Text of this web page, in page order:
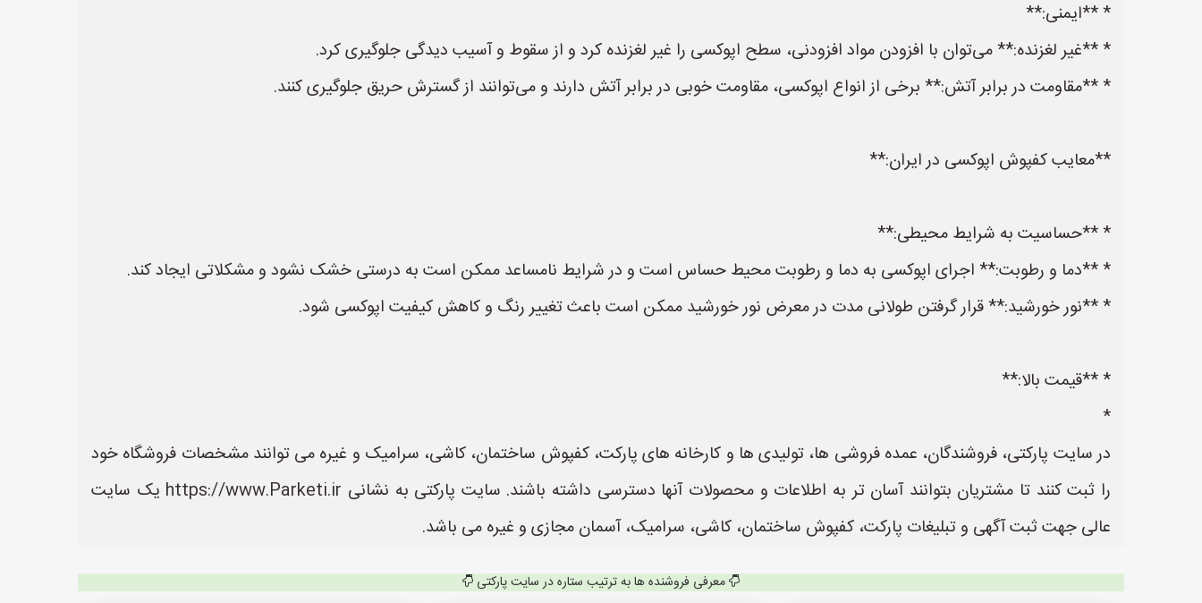
* **ایمنی:**
* **غیر لغزنده:** می‌توان با افزودن مواد افزودنی، سطح اپوکسی را غیر لغزنده کرد و از سقوط و آسیب دیدگی جلوگیری کرد.
* **مقاومت در برابر آتش:** برخی از انواع اپوکسی، مقاومت خوبی در برابر آتش دارند و می‌توانند از گسترش حریق جلوگیری کنند.
**معایب کفپوش اپوکسی در ایران:**
* **حساسیت به شرایط محیطی:**
* **دما و رطوبت:** اجرای اپوکسی به دما و رطوبت محیط حساس است و در شرایط نامساعد ممکن است به درستی خشک نشود و مشکلاتی ایجاد کند.
* **نور خورشید:** قرار گرفتن طولانی مدت در معرض نور خورشید ممکن است باعث تغییر رنگ و کاهش کیفیت اپوکسی شود.
* **قیمت بالا:**
*
در سایت پارکتی، فروشندگان، عمده فروشی ها، تولیدی ها و کارخانه های پارکت، کفپوش ساختمان، کاشی، سرامیک و غیره می توانند مشخصات فروشگاه خود
را ثبت کنند تا مشتریان بتوانند آسان تر به اطلاعات و محصولات آنها دسترسی داشته باشند. سایت پارکتی به نشانی https://www.Parketi.ir یک سایت
عالی جهت ثبت آگهی و تبلیغات پارکت، کفپوش ساختمان، کاشی، سرامیک، آسمان مجازی و غیره می باشد.
معرفی فروشنده ها به ترتیب ستاره در سایت پارکتی